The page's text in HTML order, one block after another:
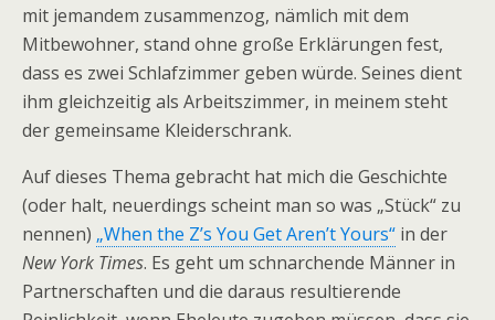
mit jemandem zusammenzog, nämlich mit dem
Mitbewohner, stand ohne große Erklärungen fest,
dass es zwei Schlafzimmer geben würde. Seines dient
ihm gleichzeitig als Arbeitszimmer, in meinem steht
der gemeinsame Kleiderschrank.
Auf dieses Thema gebracht hat mich die Geschichte
(oder halt, neuerdings scheint man so was „Stück“ zu
nennen) „When the Z’s You Get Aren’t Yours“ in der
New York Times. Es geht um schnarchende Männer in
Partnerschaften und die daraus resultierende